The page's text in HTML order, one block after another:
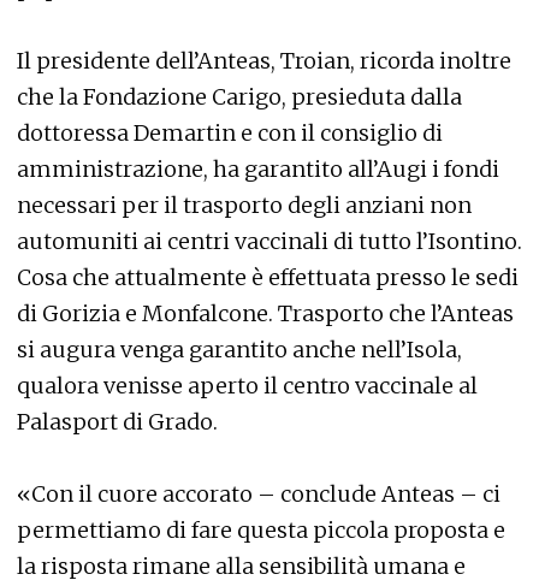
Il presidente dell’Anteas, Troian, ricorda inoltre
che la Fondazione Carigo, presieduta dalla
dottoressa Demartin e con il consiglio di
amministrazione, ha garantito all’Augi i fondi
necessari per il trasporto degli anziani non
automuniti ai centri vaccinali di tutto l’Isontino.
Cosa che attualmente è effettuata presso le sedi
di Gorizia e Monfalcone. Trasporto che l’Anteas
si augura venga garantito anche nell’Isola,
qualora venisse aperto il centro vaccinale al
Palasport di Grado.
«Con il cuore accorato – conclude Anteas – ci
permettiamo di fare questa piccola proposta e
la risposta rimane alla sensibilità umana e